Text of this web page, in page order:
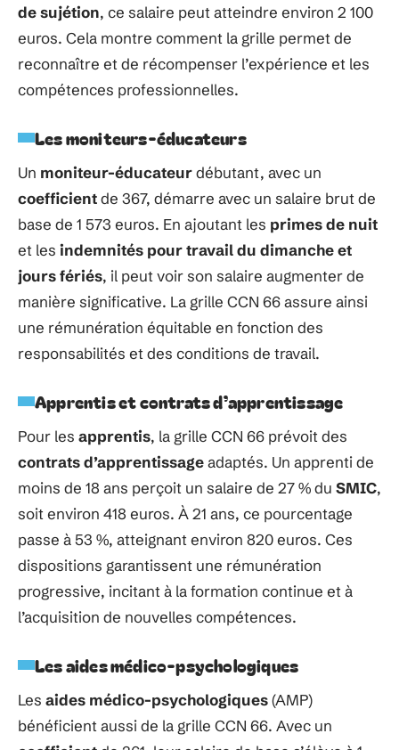
de sujétion, ce salaire peut atteindre environ 2 100
euros. Cela montre comment la grille permet de
reconnaître et de récompenser l’expérience et les
compétences professionnelles.
Les moniteurs-éducateurs
Un moniteur-éducateurdébutant, avec un
coefficientde 367, démarre avec un salaire brut de
base de 1 573 euros. En ajoutant les primes de nuit
et les indemnités pour travail du dimanche et
jours fériés, il peut voir son salaire augmenter de
manière significative. La grille CCN 66 assure ainsi
une rémunération équitable en fonction des
responsabilités et des conditions de travail.
Apprentis et contrats d’apprentissage
Pour les apprentis, la grille CCN 66 prévoit des
contrats d’apprentissageadaptés. Un apprenti de
moins de 18 ans perçoit un salaire de 27 % du SMIC,
soit environ 418 euros. À 21 ans, ce pourcentage
passe à 53 %, atteignant environ 820 euros. Ces
dispositions garantissent une rémunération
progressive, incitant à la formation continue et à
l’acquisition de nouvelles compétences.
Les aides médico-psychologiques
Les aides médico-psychologiques(AMP)
bénéficient aussi de la grille CCN 66. Avec un